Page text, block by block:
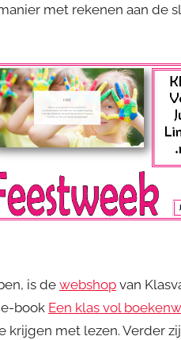
met rekenen aan de
is de webshop van
book Een klas vol
krijgen met lezen. Verder